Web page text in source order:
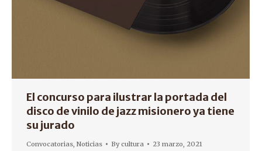
El concurso para ilustrar la portada del
disco de vinilo de jazz misionero ya tiene
su jurado
Convocatorias, Noticias Bycultura 23 marzo, 2021